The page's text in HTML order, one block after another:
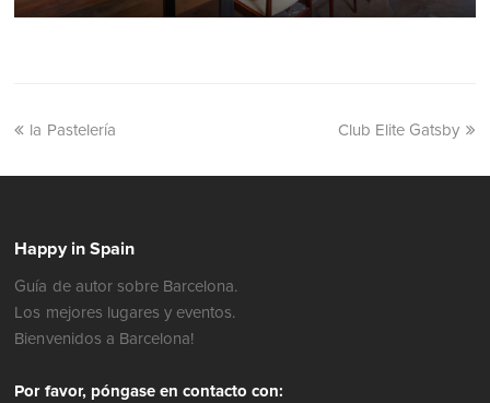
la Pastelería Club Elite Gatsby
Happy in Spain
Guía de autor sobre Barcelona.
Los mejores lugares y eventos.
Bienvenidos a Barcelona!
Por favor, póngase en contacto con: